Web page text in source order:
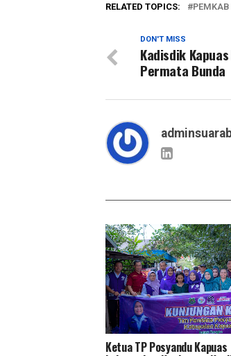
RELATED TOPICS:
DON'T MISS
Kadisdik
Permata Bunda
Ketua TP Posyandu Kapuas